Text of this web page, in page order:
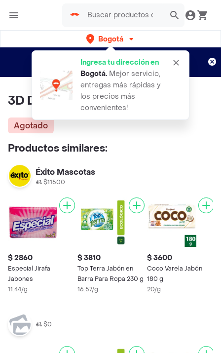
Bogotá
Ingresa tu dirección en
Bogotá. Mejor servicio,
entregas más rápidas y
los precios más
convenientes!
envíos gratis por semanas
Aplican TyC
3D Detergente X 250
Agotado
Productos similares:
Éxito Mascotas
$11500
$ 2860
Especial Jirafa
Jabones
11.44/g
$ 3810
Top Terra Jabón en
Barra Para Ropa 230 g
16.57/g
$ 3600
Coco Varela Jabón
180 g
20/g
$0